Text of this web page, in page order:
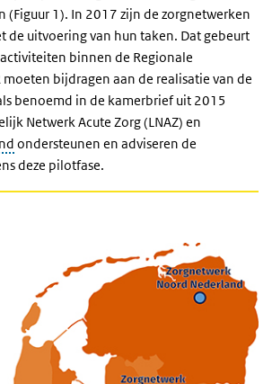
(Figuur 1). In 2017 zijn de zorgnetwerken
de uitvoering van hun taken. Dat gebeurt
binnen de Regionale
moeten bijdragen aan de realisatie van de
benoemd in de kamerbrief uit 2015
Netwerk Acute Zorg (LNAZ) en
ondersteunen en adviseren de
deze pilotfase.